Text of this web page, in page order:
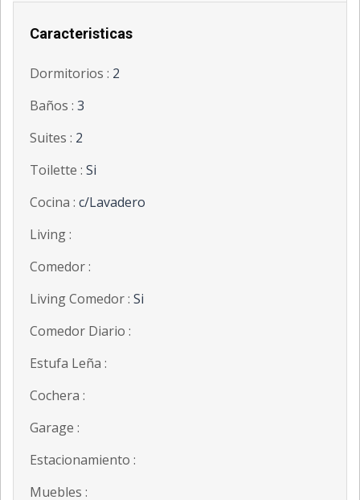
Caracteristicas
Dormitorios : 2
Baños : 3
Suites : 2
Toilette : Si
Cocina : c/Lavadero
Living :
Comedor :
Living Comedor : Si
Comedor Diario :
Estufa Leña :
Cochera :
Garage :
Estacionamiento :
Muebles :